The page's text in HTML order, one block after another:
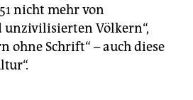
nicht mehr von
Völkern“,
ohne Schrift“ – auch diese